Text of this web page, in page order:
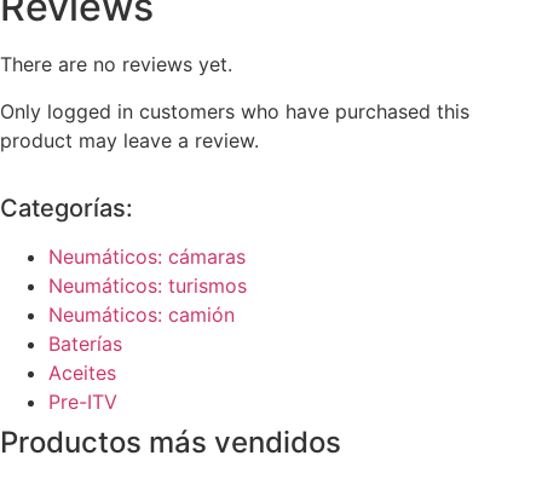
There are no reviews yet.
Only logged in customers who have purchased this
product may leave a review.
Categorías:
Neumáticos: cámaras
Neumáticos: turismos
Neumáticos: camión
Baterías
Aceites
Pre-ITV
Productos más vendidos